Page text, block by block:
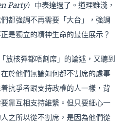
Party）中表達過了。道理雖淺，
都強調不再需要「大台」，強調
是獨立的精神生命的最佳展示？
放核彈都唔割席」的論述，又聽到
於他們無論如何都不割席的處事
抗爭者跟支持政權的人一樣，背
靠互相支持維繫。但只要細心一
之所以從不割席，是因為他們從